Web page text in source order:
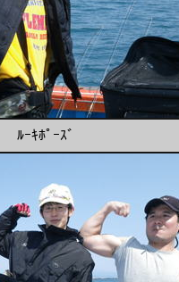
ﾙｰｷﾎﾟｰｽﾞ